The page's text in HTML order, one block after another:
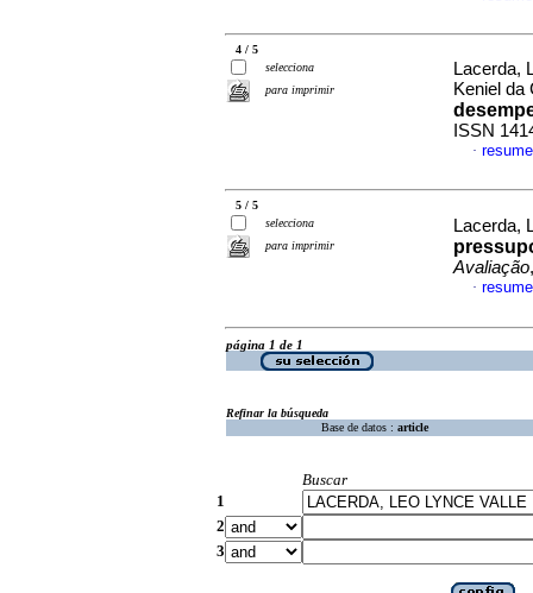
4 / 5
selecciona
para imprimir
Lacerda,
Keniel
ISSN
·
5 / 5
selecciona
para imprimir
Lacerda,
Avaliação
·
página 1 de 1
Refinar la búsqueda
Base de datos : article
Buscar
1
2
3